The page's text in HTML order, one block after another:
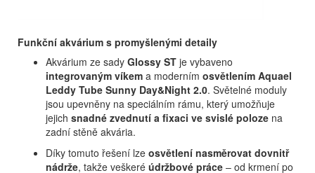
Funkční akvárium s promyšlenými detaily
Akvárium ze sady Glossy ST je vybaveno
integrovaným víkem a moderním osvětlením Aquael
Leddy Tube Sunny Day&Night 2.0. Světelné moduly
jsou upevněny na speciálním rámu, který umožňuje
jejich snadné zvednutí a fixaci ve svislé poloze na
zadní stěně akvária.
Díky tomuto řešení lze osvětlení nasměrovat dovnitř
nádrže, takže veškeré údržbové práce – od krmení po